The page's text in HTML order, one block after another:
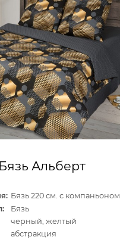
Бязь Альберт
Бязь 220 см. с компаньоном
Бязь
черный, желтый
абстракция